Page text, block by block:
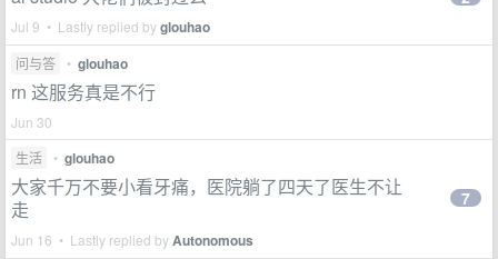
Jul 9 • Lastly replied byglouhao
问与答 • glouhao
rn 这服务真是不行
Jun 30
生活
• glouhao
大家千万不要小看牙痛，医院躺了四天了医生不让
走
Jun 16 • Lastly replied byAutonomous
7